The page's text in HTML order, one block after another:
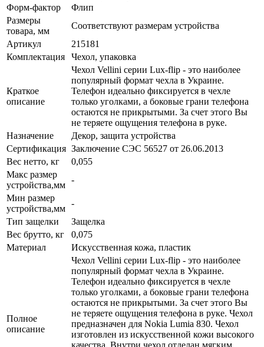
Форм-фактор
Флип
Размеры
товара, мм
Соответствуют размерам устройства
Артикул
215181
Комплектация
Чехол, упаковка
Краткое
описание
Чехол Vellini серии Lux-flip - это наиболее
популярный формат чехла в Украине.
Телефон идеально фиксируется в чехле
только уголками, а боковые грани телефона
остаются не прикрытыми. За счет этого Вы
не теряете ощущения телефона в руке.
Назначение
Декор, защита устройства
Сертификация Заключение СЭС 56527 от 26.06.2013
Вес нетто, кг
0,055
Макс размер
устройства,мм
-
Мин размер
устройства,мм
-
Тип защелки
Защелка
Вес брутто, кг
0,075
Материал
Искусственная кожа, пластик
Полное
описание
Чехол Vellini серии Lux-flip - это наиболее
популярный формат чехла в Украине.
Телефон идеально фиксируется в чехле
только уголками, а боковые грани телефона
остаются не прикрытыми. За счет этого Вы
не теряете ощущения телефона в руке. Чехол
предназначен для Nokia Lumia 830. Чехол
изготовлен из искусственной кожи высокого
качества. Внутри чехол отделан мягким